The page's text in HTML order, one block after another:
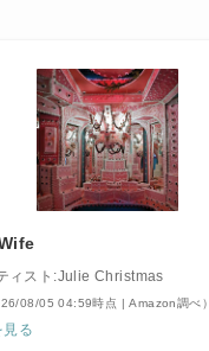
ィスト:Julie Christmas
08/05 04:59時点 | Amazon調べ）
見る